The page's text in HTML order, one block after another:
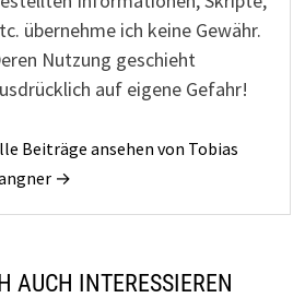
übernehme ich keine Gewähr.
Nutzung geschieht
auf eigene Gefahr!
Beiträge ansehen von Tobias
→
AUCH INTERESSIEREN